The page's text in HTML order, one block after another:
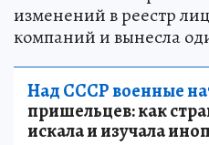
изменений в реестр
компаний и вынесла
Над СССР военные
пришельцев: как
искала и изучала